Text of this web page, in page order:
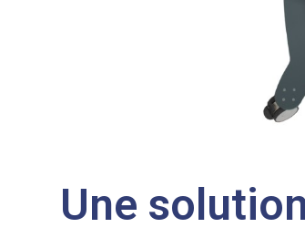
Une